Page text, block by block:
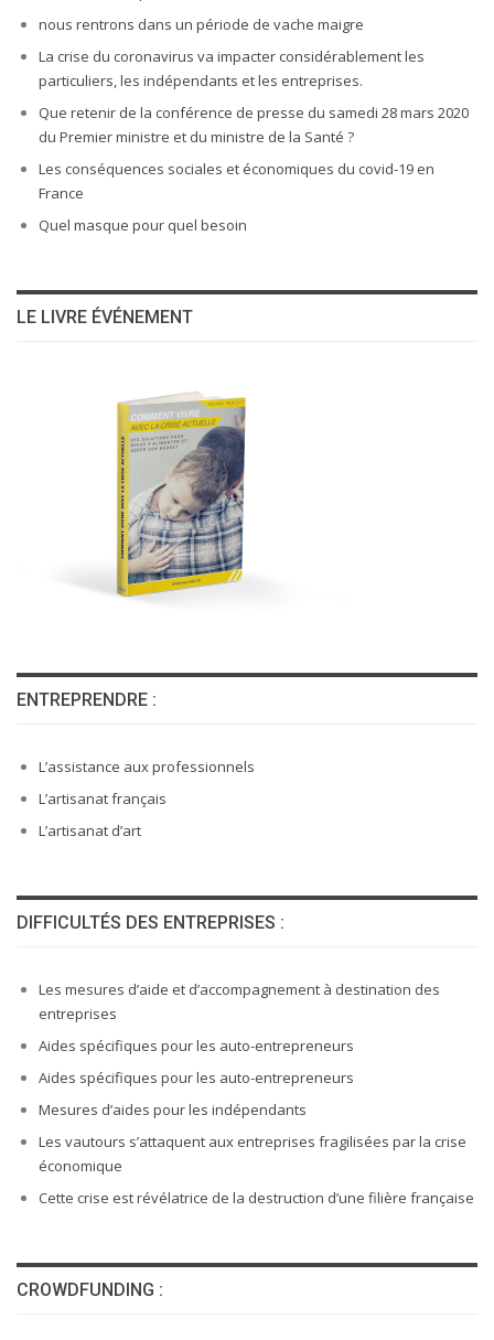
nous rentrons dans un période de vache maigre
La crise du coronavirus va impacter considérablement les
particuliers, les indépendants et les entreprises.
Que retenir de la conférence de presse du samedi 28 mars 2020
du Premier ministre et du ministre de la Santé ?
Les conséquences sociales et économiques du covid-19 en
France
Quel masque pour quel besoin
LE LIVRE ÉVÉNEMENT
ENTREPRENDRE :
L’assistance aux professionnels
L’artisanat français
L’artisanat d’art
DIFFICULTÉS DES ENTREPRISES :
Les mesures d’aide et d’accompagnement à destination des
entreprises
Aides spécifiques pour les auto-entrepreneurs
Aides spécifiques pour les auto-entrepreneurs
Mesures d’aides pour les indépendants
Les vautours s’attaquent aux entreprises fragilisées par la crise
économique
Cette crise est révélatrice de la destruction d’une filière française
CROWDFUNDING :